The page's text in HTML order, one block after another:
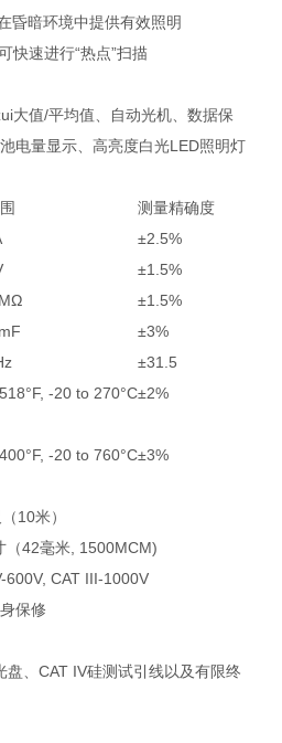
昏暗环境中提供有效照明
快速进行“热点”扫描
大值/平均值、自动光机、数据保
池电量显示、高亮度白光LED照明灯
测量精确度
±2.5%
±1.5%
±1.5%
±3%
±31.5
-20 to 270°C±2%
-20 to 760°C±3%
10米）
（42毫米, 1500MCM)
600V, CAT III-1000V
保修
盘、CAT IV硅测试引线以及有限终